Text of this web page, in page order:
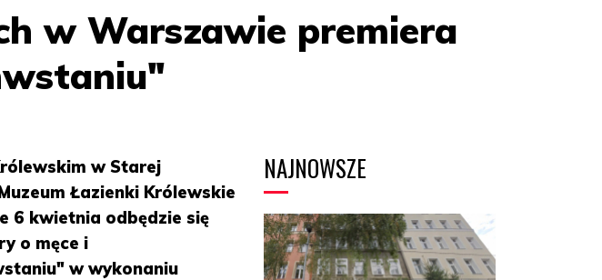
w Warszawie premiera
w Starej
Łazienki Królewskie
6 kwietnia odbędzie się
o męce i
w wykonaniu
NAJNOWSZE